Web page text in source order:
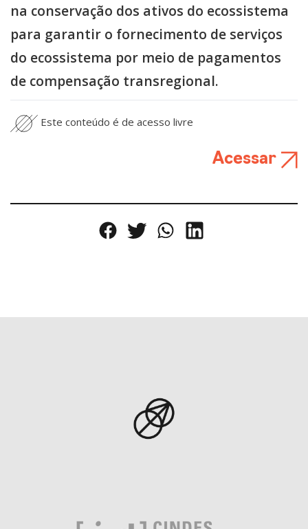
na conservação dos ativos do ecossistema
para garantir o fornecimento de serviços
do ecossistema por meio de pagamentos
de compensação transregional.
Este conteúdo é de acesso livre
Acessar